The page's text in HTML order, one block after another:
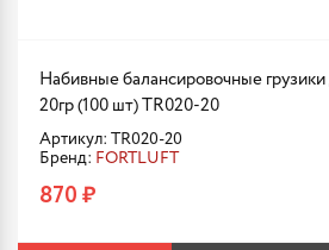
Набивные балансировочные
20гр (100 шт) TR020-20
Артикул: TR020-20
Бренд: FORTLUFT
870 ₽